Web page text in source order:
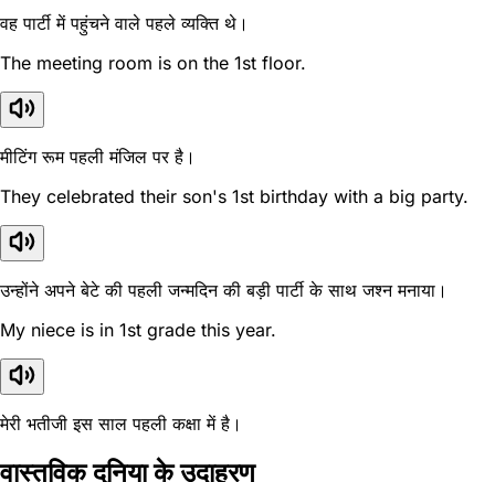
वह पार्टी में पहुंचने वाले पहले व्यक्ति थे।
The meeting room is on the 1st floor.
मीटिंग रूम पहली मंजिल पर है।
They celebrated their son's 1st birthday with a big party.
उन्होंने अपने बेटे की पहली जन्मदिन की बड़ी पार्टी के साथ जश्न मनाया।
My niece is in 1st grade this year.
मेरी भतीजी इस साल पहली कक्षा में है।
वास्तविक दुनिया के उदाहरण